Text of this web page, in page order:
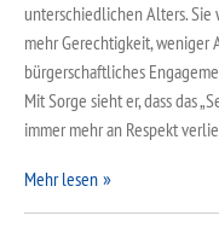
unterschiedlichen Alters. Sie
mehr Gerechtigkeit, weniger
bürgerschaftliches
Mit Sorge sieht er, dass das
immer mehr an Respekt
Mehr lesen